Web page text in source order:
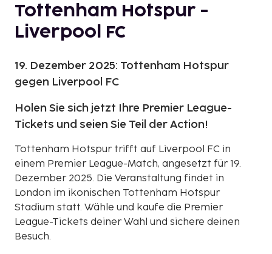
Tottenham Hotspur -
Liverpool FC
19. Dezember 2025: Tottenham Hotspur
gegen Liverpool FC
Holen Sie sich jetzt Ihre Premier League-
Tickets und seien Sie Teil der Action!
Tottenham Hotspur trifft auf Liverpool FC in
einem Premier League-Match, angesetzt für 19.
Dezember 2025. Die Veranstaltung findet in
London im ikonischen Tottenham Hotspur
Stadium statt. Wähle und kaufe die Premier
League-Tickets deiner Wahl und sichere deinen
Besuch.